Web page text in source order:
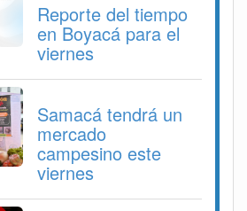
Reporte del tiempo
en Boyacá para el
viernes
Samacá tendrá un
mercado
campesino este
viernes